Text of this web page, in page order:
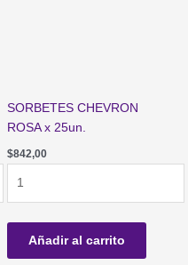
SORBETES CHEVRON
ROSA x 25un.
$842,00
Añadir al carrito